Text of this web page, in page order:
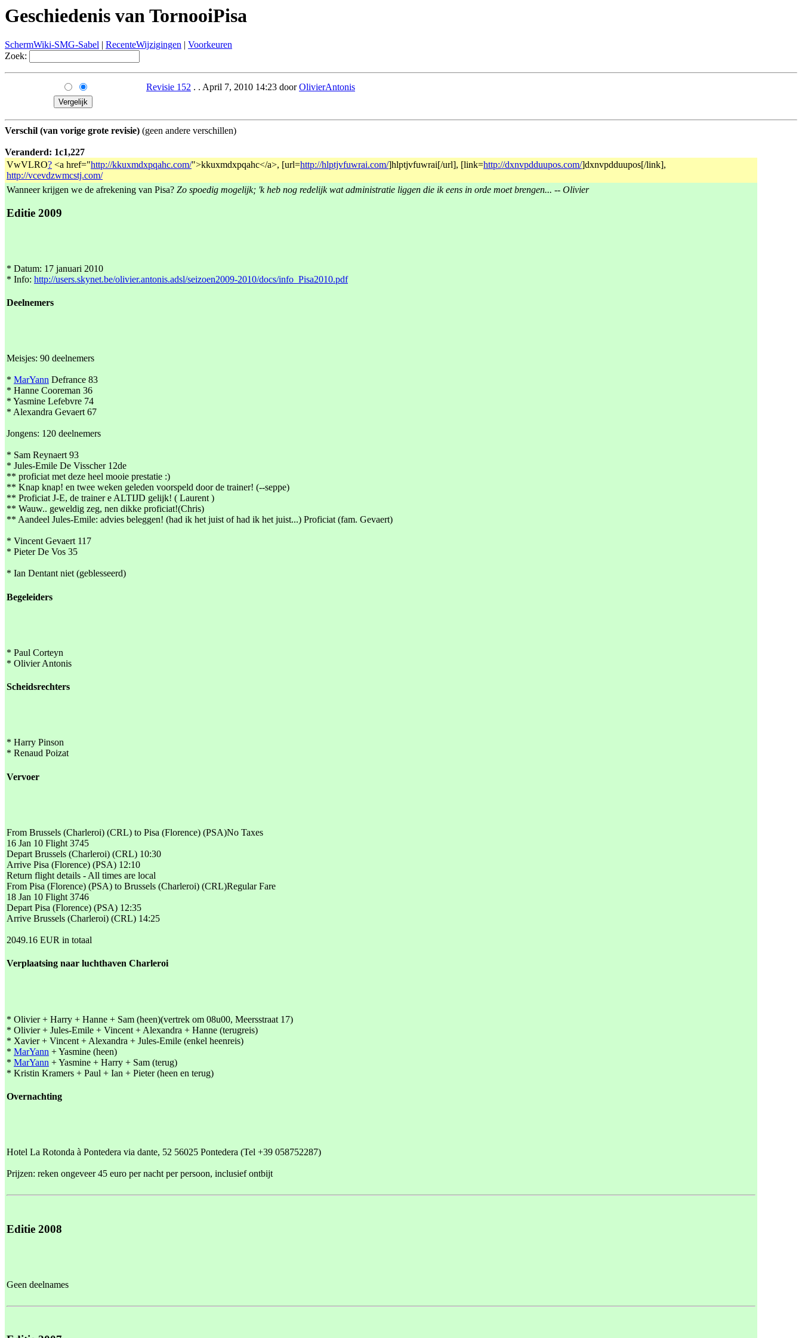
Geschiedenis van TornooiPisa
SchermWiki-SMG-Sabel | RecenteWijzigingen | Voorkeuren
Zoek:
Revisie 152 . . April 7, 2010 14:23 doorOlivierAntonis
Verschil (van vorige grote revisie) (geen andere verschillen)
Veranderd: 1c1,227
VwVLRO? <a href="http://kkuxmdxpqahc.com/">kkuxmdxpqahc</a>, [url=http://hlptjvfuwrai.com/]hlptjvfuwrai[/url], [link=http://dxnvpdduupos.com/]dxnvpdduupos[/link],
http://vcevdzwmcstj.com/
Wanneer krijgen we de afrekening van Pisa? Zo spoedig mogelijk; 'k heb nog redelijk wat administratie liggen die ik eens in orde moet brengen... -- Olivier
Editie 2009
* Datum: 17 januari 2010
* Info: http://users.skynet.be/olivier.antonis.adsl/seizoen2009-2010/docs/info_Pisa2010.pdf
Deelnemers
Meisjes: 90 deelnemers
* MarYann Defrance 83
* Hanne Cooreman 36
* Yasmine Lefebvre 74
* Alexandra Gevaert 67
Jongens: 120 deelnemers
* Sam Reynaert 93
* Jules-Emile De Visscher 12de
** proficiat met deze heel mooie prestatie :)
** Knap knap! en twee weken geleden voorspeld door de trainer! (--seppe)
** Proficiat J-E, de trainer e ALTIJD gelijk! ( Laurent )
** Wauw.. geweldig zeg, nen dikke proficiat!(Chris)
** Aandeel Jules-Emile: advies beleggen! (had ik het juist of had ik het juist...) Proficiat (fam. Gevaert)
* Vincent Gevaert 117
* Pieter De Vos 35
* Ian Dentant niet (geblesseerd)
Begeleiders
* Paul Corteyn
* Olivier Antonis
Scheidsrechters
* Harry Pinson
* Renaud Poizat
Vervoer
From Brussels (Charleroi) (CRL) to Pisa (Florence) (PSA)No Taxes
16 Jan 10 Flight 3745
Depart Brussels (Charleroi) (CRL) 10:30
Arrive Pisa (Florence) (PSA) 12:10
Return flight details - All times are local
From Pisa (Florence) (PSA) to Brussels (Charleroi) (CRL)Regular Fare
18 Jan 10 Flight 3746
Depart Pisa (Florence) (PSA) 12:35
Arrive Brussels (Charleroi) (CRL) 14:25
2049.16 EUR in totaal
Verplaatsing naar luchthaven Charleroi
* Olivier + Harry + Hanne + Sam (heen)(vertrek om 08u00, Meersstraat 17)
* Olivier + Jules-Emile + Vincent + Alexandra + Hanne (terugreis)
* Xavier + Vincent + Alexandra + Jules-Emile (enkel heenreis)
* MarYann + Yasmine (heen)
* MarYann + Yasmine + Harry + Sam (terug)
* Kristin Kramers + Paul + Ian + Pieter (heen en terug)
Overnachting
Hotel La Rotonda à Pontedera via dante, 52 56025 Pontedera (Tel +39 058752287)
Prijzen: reken ongeveer 45 euro per nacht per persoon, inclusief ontbijt
Editie 2008
Geen deelnames